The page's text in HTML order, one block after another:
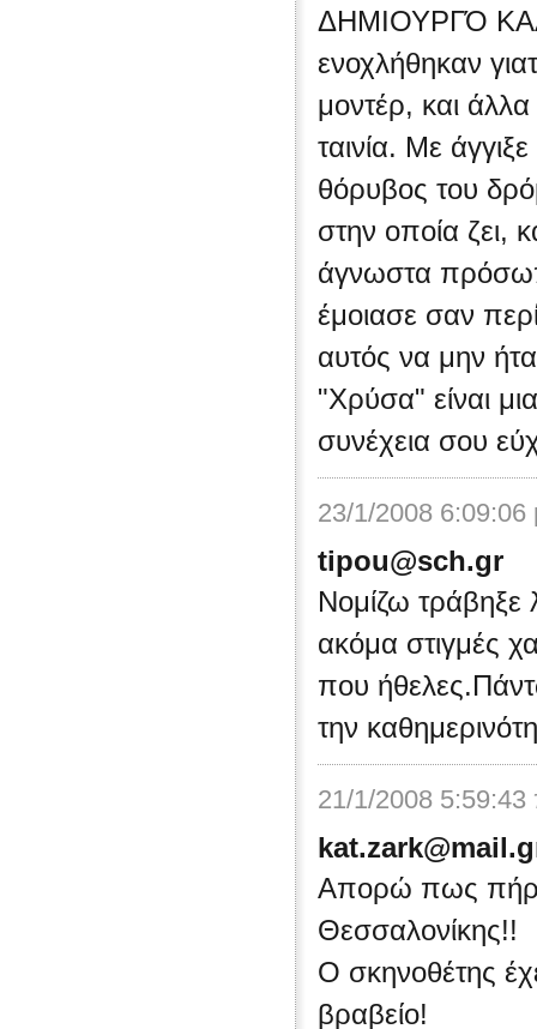
ΔΗΜΙΟΥΡΓΌ
ενοχλήθηκαν
μοντέρ, και
ταινία. Με
θόρυβος του
στην οποία ζει,
άγνωστα
έμοιασε σαν
αυτός να μην
"Χρύσα" είναι
συνέχεια σου
23/1/2008 6:09:06
tipou@sch.gr
Νομίζω τράβηξε
ακόμα στιγμές
που
την
21/1/2008 5:59:43
Απορώ πως πήρε
Θεσσαλονίκης!!
Ο σκηνοθέτης
βραβείο!